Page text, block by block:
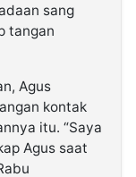
sang
tangan
Agus
kontak
itu. “Saya
Agus saat